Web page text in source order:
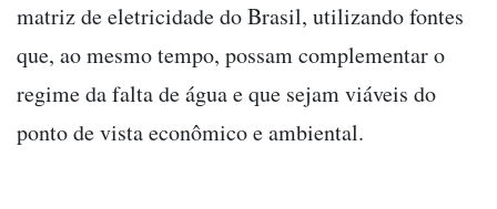
matriz de eletricidade do Brasil, utilizando fontes
que, ao mesmo tempo, possam complementar o
regime da falta de água e que sejam viáveis do
ponto de vista econômico e ambiental.